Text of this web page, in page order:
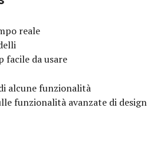
reale
facile da usare
alcune funzionalità
funzionalità avanzate di design